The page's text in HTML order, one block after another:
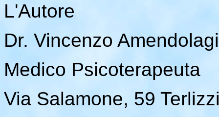
L'Autore
Dr. Vincenzo
Medico Psicoterapeuta
Via Salamone, 59